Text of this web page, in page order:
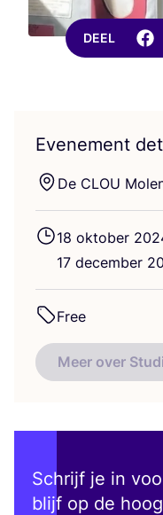
DEEL
Evenement
De CLOU
18 okto­ber
17 decem­ber
Free
Meer over
Schrijf je in
blijf op de